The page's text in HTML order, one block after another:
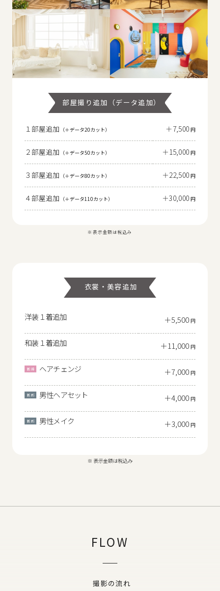
部屋撮り追加（データ追加）
１部屋追加 （＋データ20カット） ＋7,500 円
２部屋追加 （＋データ50カット） ＋15,000 円
３部屋追加 （＋データ80カット） ＋22,500 円
４部屋追加 （＋データ110カット） ＋30,000 円
表示金額は税込み
衣裳・美容追加
洋装１着追加 ＋5,500 円
和装１着追加 ＋11,000 円
ヘアチェンジ ＋7,000 円
男性ヘアセット ＋4,000 円
男性メイク ＋3,000 円
表示金額は税込み
FLOW
撮影の流れ